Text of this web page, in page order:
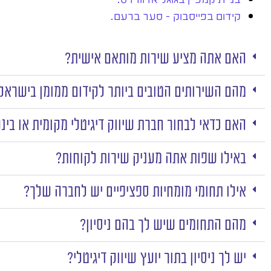
קידום בפייסבוק – סער ברעם.
האם אתה מציע שירות מותאם אישית?
מהם השירותים הטובים ביותר לקידום ממומן
האם כדאי לבחור חברת שיווק דיגיטלי מקומית או
באילו שפות אתה מעניק שירות לקוחות?
אילו תחומי מומחיות ספציפיים יש לחברה שלך?
מהם התחומים שיש לך בהם ניסיון?
יש לך ניסיון בתור יועץ שיווק דיגיטלי?